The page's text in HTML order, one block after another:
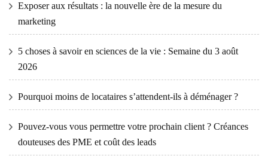
Exposer aux résultats : la nouvelle ère de la mesure du
marketing
5 choses à savoir en sciences de la vie : Semaine du 3 août
2026
Pourquoi moins de locataires s’attendent-ils à déménager ?
Pouvez-vous vous permettre votre prochain client ? Créances
douteuses des PME et coût des leads